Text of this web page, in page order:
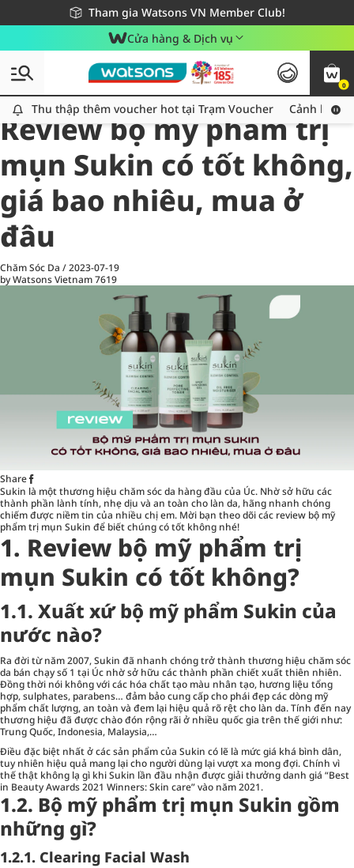
Tham gia Watsons VN Member Club!
Miễn phí giao hàng cho đơn hàng từ 249,000Đ
Giao hàng nhanh 24h - Áp dụng khu vực TP. Hồ Chí Minh
Cửa hàng & Dịch vụ
0
Thu thập thêm voucher hot tại Trạm Voucher
Thu thập thêm voucher hot tại Trạm Voucher Cảnh báo
All
Chăm Sóc Cá Nhân
Review bộ mỹ phẩm trị
mụn Sukin có tốt không,
giá bao nhiêu, mua ở
đâu
Chăm Sóc Da /2023-07-19
by Watsons Vietnam7619
Share
Sukin là một thương hiệu chăm sóc da hàng đầu của Úc. Nhờ sở hữu các
thành phần lành tính, nhẹ dịu và an toàn cho làn da, hãng nhanh chóng
chiếm được niềm tin của nhiều chị em. Mời bạn theo dõi các review bộ mỹ
phẩm trị mụn Sukin để biết chúng có tốt không nhé!
1. Review bộ mỹ phẩm trị
mụn Sukin có tốt không?
1.1. Xuất xứ bộ mỹ phẩm Sukin của
nước nào?
Ra đời từ năm 2007, Sukin đã nhanh chóng trở thành thương hiệu chăm sóc
da bán chạy số 1 tại Úc nhờ sở hữu các thành phần chiết xuất thiên nhiên.
Đồng thời nói không với các hóa chất tạo màu nhân tạo, hương liệu tổng
hợp, sulphates, parabens… đảm bảo cung cấp cho phái đẹp các dòng mỹ
phẩm chất lượng, an toàn và đem lại hiệu quả rõ rệt cho làn da. Tính đến nay
thương hiệu đã được chào đón rộng rãi ở nhiều quốc gia trên thế giới như:
Trung Quốc, Indonesia, Malaysia,…
Điều đặc biệt nhất ở các sản phẩm của Sukin có lẽ là mức giá khá bình dân,
tuy nhiên hiệu quả mang lại cho người dùng lại vượt xa mong đợi. Chính vì
thế thật không lạ gì khi Sukin lần đầu nhận được giải thưởng danh giá “Best
in Beauty Awards 2021 Winners: Skin care” vào năm 2021.
1.2. Bộ mỹ phẩm trị mụn Sukin gồm
những gì?
1.2.1. Clearing Facial Wash